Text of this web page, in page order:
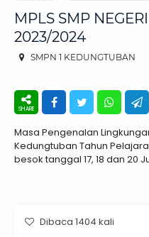
MPLS SMP
2023/2024
SMPN 1 KEDUNGTUBAN
Masa Pengenalan
Kedungtuban Tahun
besok tanggal 17, 18 dan 20
Dibaca 1404 kali